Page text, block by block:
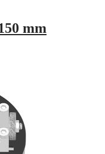
mm